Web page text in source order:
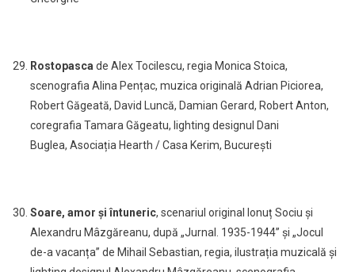
Rostopascade Alex Tocilescu, regia Monica Stoica,
scenografia Alina Pențac, muzica originală Adrian Piciorea,
Robert Găgeată, David Luncă, Damian Gerard, Robert Anton,
coregrafia Tamara Găgeatu, lighting designul Dani
Buglea, Asociația Hearth / Casa Kerim, București
Soare, amor și întuneric, scenariul original Ionuț Sociu și
Alexandru Mâzgăreanu, după „Jurnal. 1935-1944” și „Jocul
de-a vacanța” de Mihail Sebastian, regia, ilustrația muzicală și